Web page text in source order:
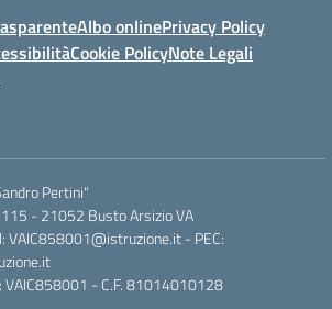
Albo onlinePrivacy Policy
Cookie PolicyNote Legali
Pertini"
- 21052 Busto Arsizio VA
- PEC:
VAIC858001 - C.F. 81014010128